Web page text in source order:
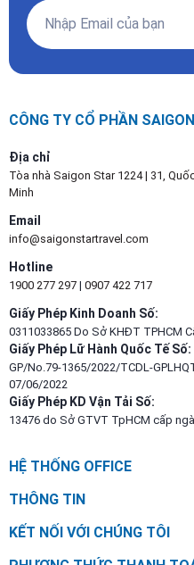
CÔNG TY CỔ PHẦN
Địa chỉ
Tòa nhà Saigon Star 1224 | 31,
Minh
Email
info@saigonstartravel.com
Hotline
1900 277 297 | 0907 422 717
Giấy Phép Kinh Doanh Số:
0311033865 Do Sở KHĐT TPHCM
Giấy Phép Lữ Hành Quốc Tế Số:
GP/No.79-1365/2022/TCDL-
07/06/2022
Giấy Phép KD Vận Tải Số:
13476 do Sở GTVT TpHCM cấp
HỆ THỐNG OFFICE
THÔNG TIN
KẾT NỐI VỚI CHÚNG TÔI